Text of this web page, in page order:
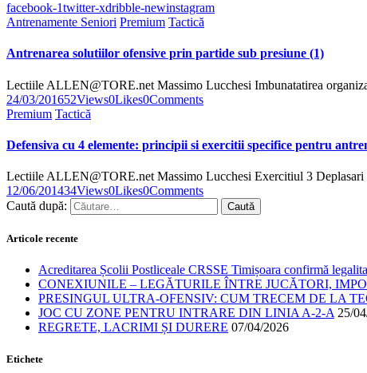
facebook-1twitter-xdribble-newinstagram
Antrenamente Seniori Premium Tactică
Antrenarea solutiilor ofensive prin partide sub presiune (1)
Lectiile ALLEN@TORE.net Massimo Lucchesi Imbunatatirea
24/03/201652Views0Likes0Comments
Premium Tactică
Defensiva cu 4 elemente: principii si exercitii specifice pentru
Lectiile ALLEN@TORE.net Massimo Lucchesi Exercitiul 3
12/06/201434Views0Likes0Comments
Caută după:
Articole recente
Acreditarea Școlii Postliceale CRSSE Timișoara confirmă
CONEXIUNILE – LEGĂTURILE ÎNTRE JUCĂTORI,
PRESINGUL ULTRA-OFENSIV: CUM TRECEM DE LA
JOC CU ZONE PENTRU INTRARE DIN LINIA A-2-A 25/
REGRETE, LACRIMI ȘI DURERE 07/04/2026
Etichete